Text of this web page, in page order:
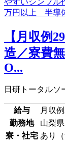
【月収例
造／寮費
O...
日研トータルソ
給与 月収例
勤務地
山梨
寮・社宅 あり（